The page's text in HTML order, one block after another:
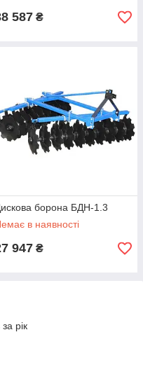
587 ₴
борона БДН-1.3
в наявності
947 ₴
рік